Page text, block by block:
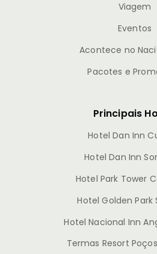
Viagem
Eventos
Acontece no
Pacotes e
Principais
Hotel Dan Inn
Hotel Dan Inn
Hotel Park Tower
Hotel Golden Park
Hotel Nacional Inn
Termas Resort